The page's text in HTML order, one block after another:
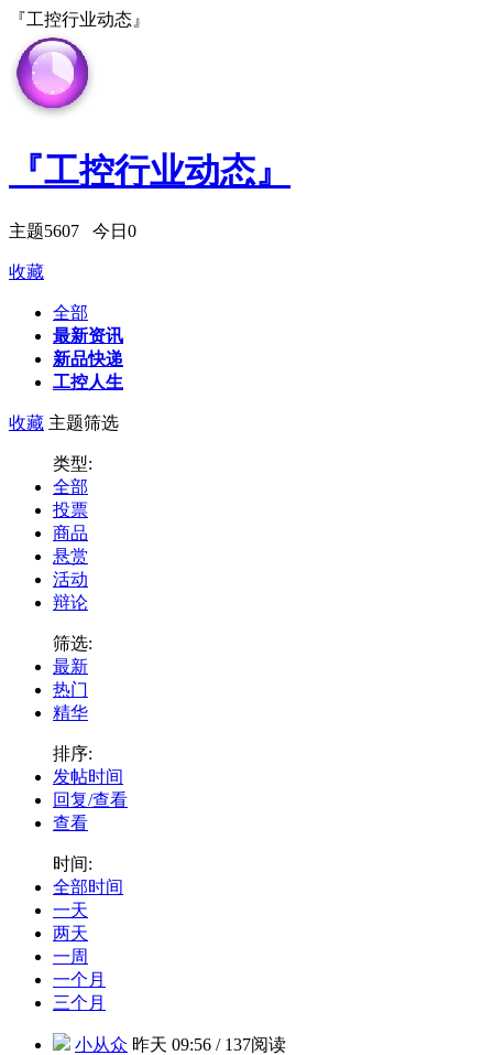
『工控行业动态』
『工控行业动态』
主题5607 今日 0
收藏
全部
最新资讯
新品快递
工控人生
收藏 主题筛选
类型:
全部
投票
商品
悬赏
活动
辩论
筛选:
最新
热门
精华
排序:
发帖时间
回复/查看
查看
时间:
全部时间
一天
两天
一周
一个月
三个月
小从众 昨天 09:56 /137阅读